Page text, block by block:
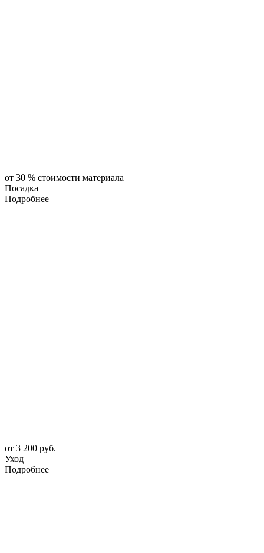
от 30 % стоимости материала
Посадка
Подробнее
от 3 200 руб.
Уход
Подробнее